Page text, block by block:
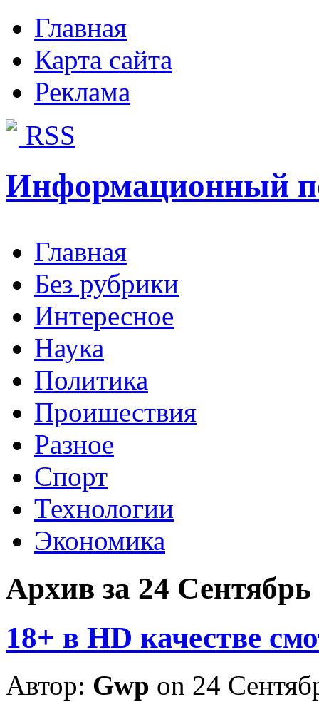
Главная
Карта сайта
Реклама
RSS
Информационный
Главная
Без рубрики
Интересное
Наука
Политика
Проишествия
Разное
Спорт
Технологии
Экономика
Архив за 24 Сентябрь
18+ в HD качестве
Автор: Gwp on 24